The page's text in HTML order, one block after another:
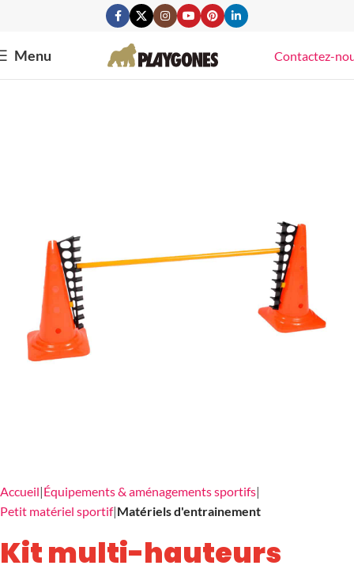
Menu Contactez-
Accueil Équipements & aménagements sportifs
Petit matériel sportif Matériels d'entrainement
Kit multi-hauteurs